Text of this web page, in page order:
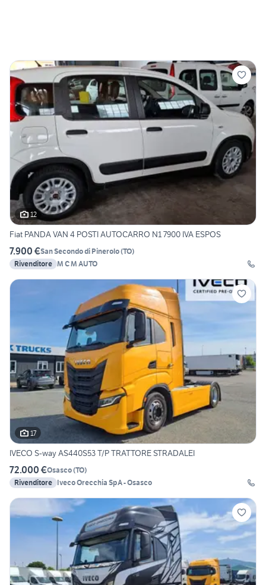
12
Fiat PANDA VAN 4 POSTI AUTOCARRO N1 7900 IVA ESPOS
7.900 €San Secondo di Pinerolo(TO)
Rivenditore M C M AUTO
17
IVECO S-way AS440S53 T/P TRATTORE STRADALEI
72.000 €Osasco(TO)
Rivenditore Iveco Orecchia SpA - Osasco